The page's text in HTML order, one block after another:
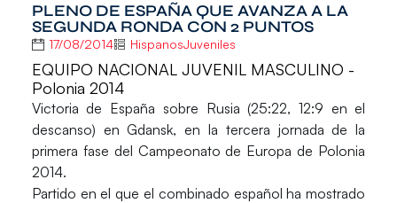
PLENO DE ESPAÑA QUE AVANZA A LA
SEGUNDA RONDA CON 2 PUNTOS
17/08/2014 HispanosJuveniles
EQUIPO NACIONAL JUVENIL MASCULINO -
Polonia 2014
Victoria de España sobre Rusia(25:22, 12:9 en el
descanso) en Gdansk, en la tercera jornada de la
primera fase del Campeonato de Europa de Polonia
2014.
Partido en el que el combinado español ha mostrado